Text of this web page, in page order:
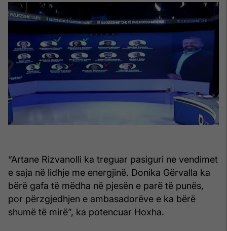
“Artane Rizvanolli ka treguar pasiguri ne vendimet
e saja në lidhje me energjinë. Donika Gërvalla ka
bërë gafa të mëdha në pjesën e parë të punës,
por përzgjedhjen e ambasadorëve e ka bërë
shumë të mirë”, ka potencuar Hoxha.